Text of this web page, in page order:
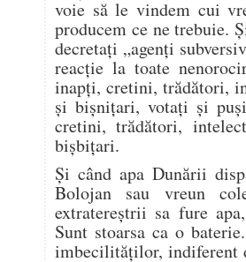
voie să le vindem cui
producem ce ne trebuie.
decretați „agenți
reacție la toate
inapți, cretini, trădători,
și bișnițari, votați și
cretini, trădători,
bișbițari.
Și când apa Dunării
Bolojan sau vreun
extratereștrii sa fure
Sunt stoarsa ca o
imbecilităților, indiferent